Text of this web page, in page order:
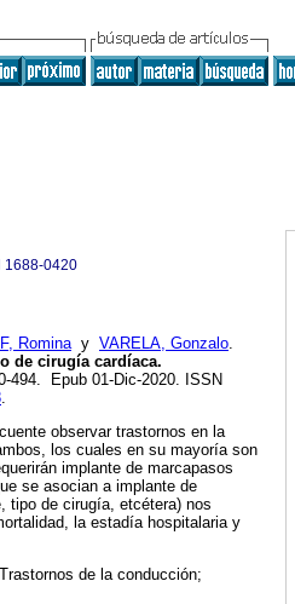
1688-0420
Rominay VARELA, Gonzalo.
de cirugía cardíaca.
494. Epub 01-Dic-2020. ISSN
.
observar trastornos en la
los cuales en su mayoría son
implante de marcapasos
se asocian a implante de
tipo de cirugía, etcétera) nos
la estadía hospitalaria y
de la conducción;